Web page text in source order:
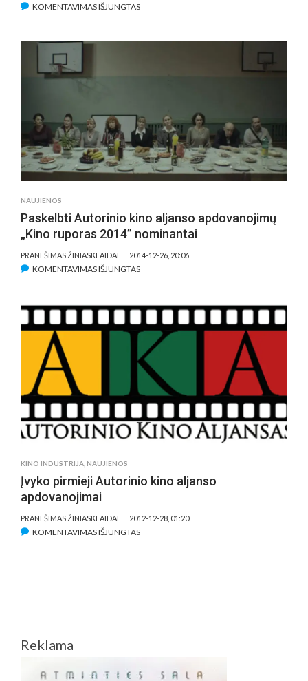
KOMENTAVIMAS IŠJUNGTASĮRAŠE
KINO
SKLAIDĄ
NAUJIENOS
Paskelbti Autorinio kino aljanso apdovanojimų
„Kino ruporas 2014” nominantai
PRANEŠIMAS ŽINIASKLAIDAI 2014-12-26, 20:06
KOMENTAVIMAS IŠJUNGTASĮRAŠE
KINO
ALJANSO
APDOVANOJIMŲ
„KINO
RUPORAS
2014”
NOMINANTAI
KINO INDUSTRIJA NAUJIENOS
Įvyko pirmieji Autorinio kino aljanso
apdovanojimai
PRANEŠIMAS ŽINIASKLAIDAI 2012-12-28, 01:20
KOMENTAVIMAS IŠJUNGTASĮRAŠE
Reklama